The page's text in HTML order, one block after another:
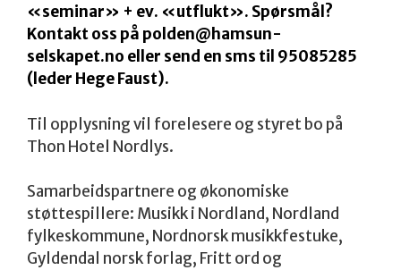
«seminar» + ev. «utflukt». Spørsmål?
Kontakt oss på polden@hamsun-
selskapet.no eller send en sms til 95085285
(leder Hege Faust).
Til opplysning vil forelesere og styret bo på
Thon Hotel Nordlys.
Samarbeidspartnere og økonomiske
støttespillere: Musikk i Nordland, Nordland
fylkeskommune, Nordnorsk musikkfestuke,
Gyldendal norsk forlag, Fritt ord og